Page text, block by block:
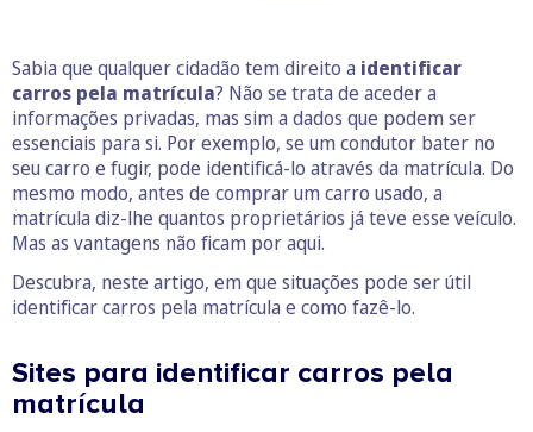
Sabia que qualquer cidadão tem direito a identificar
carros pela matrícula? Não se trata de aceder a
informações privadas, mas sim a dados que podem ser
essenciais para si. Por exemplo, se um condutor bater no
seu carro e fugir, pode identificá-lo através da matrícula. Do
mesmo modo, antes de comprar um carro usado, a
matrícula diz-lhe quantos proprietários já teve esse veículo.
Mas as vantagens não ficam por aqui.
Descubra, neste artigo, em que situações pode ser útil
identificar carros pela matrícula e como fazê-lo.
Sites para identificar carros pela
matrícula